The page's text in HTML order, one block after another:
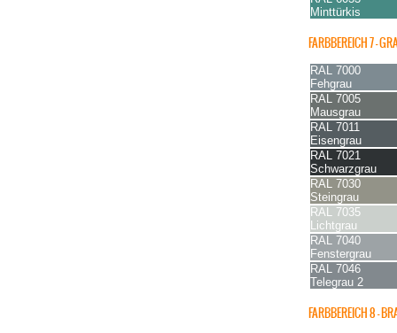
Minttürkis
FARBBEREICH 7 –
RAL 7000
Fehgrau
RAL 7005
Mausgrau
RAL 7011
Eisengrau
RAL 7021
Schwarzgrau
RAL 7030
Steingrau
RAL 7035
Lichtgrau
RAL 7040
Fenstergrau
RAL 7046
Telegrau 2
FARBBEREICH 8 –